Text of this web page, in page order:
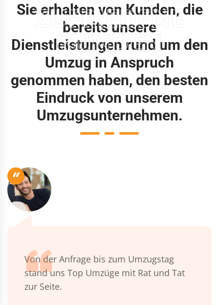
ZUFRIEDENE
KUNDEN
Sie erhalten von Kunden, die
bereits unsere
Dienstleistungen rund um den
Umzug in Anspruch
genommen haben, den besten
Eindruck von unserem
Umzugsunternehmen.
“
Von der Anfrage bis zum Umzugstag
stand uns Top Umzüge mit Rat und Tat
zur Seite.